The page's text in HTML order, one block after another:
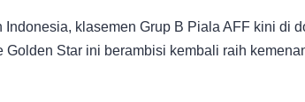
Indonesia, klasemen Grup B Piala AFF kini di
Star ini berambisi kembali raih